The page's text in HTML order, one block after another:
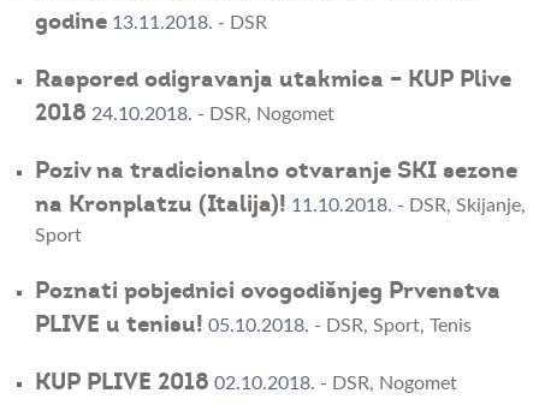
godine 13.11.2018. - DSR
Raspored odigravanja utakmica – KUP Plive
2018 24.10.2018. - DSR, Nogomet
Poziv na tradicionalno otvaranje SKI sezone
na Kronplatzu (Italija)! 11.10.2018. - DSR, Skijanje,
Sport
Poznati pobjednici ovogodišnjeg Prvenstva
PLIVE u tenisu! 05.10.2018. - DSR, Sport, Tenis
KUP PLIVE 2018 02.10.2018. - DSR, Nogomet